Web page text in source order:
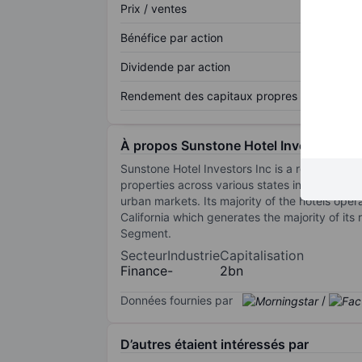
Prix / ventes
Bénéfice par action
Dividende par action
Rendement des capitaux propres
À propos Sunstone Hotel Investors Inc.
Sunstone Hotel Investors Inc is a real
properties across various states in the
urban markets. Its majority of the hotels
California which generates the majority of its
Segment.
Secteur
Finance
Industrie
-
Capitalisation
2bn
Données fournies par /
D’autres étaient intéressés par